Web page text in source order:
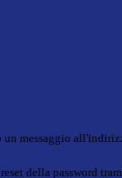
un messaggio
della password